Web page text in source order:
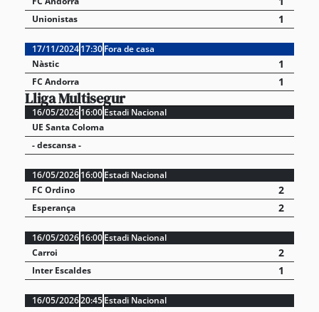
Unionistas 1
17/11/202417:30Fora de casa
Nàstic
1
FC Andorra 1
Lliga Multisegur
16/05/202616:00Estadi Nacional
UE Santa Coloma
- descansa -
16/05/202616:00Estadi Nacional
FC Ordino
2
Esperança 2
16/05/202616:00Estadi Nacional
Carroi
2
Inter Escaldes 1
16/05/202620:45Estadi Nacional